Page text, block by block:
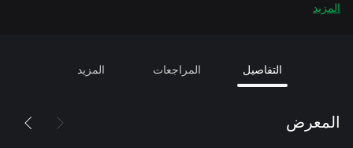
المزيد
التفاصيل المراجعات المزيد
المعرض